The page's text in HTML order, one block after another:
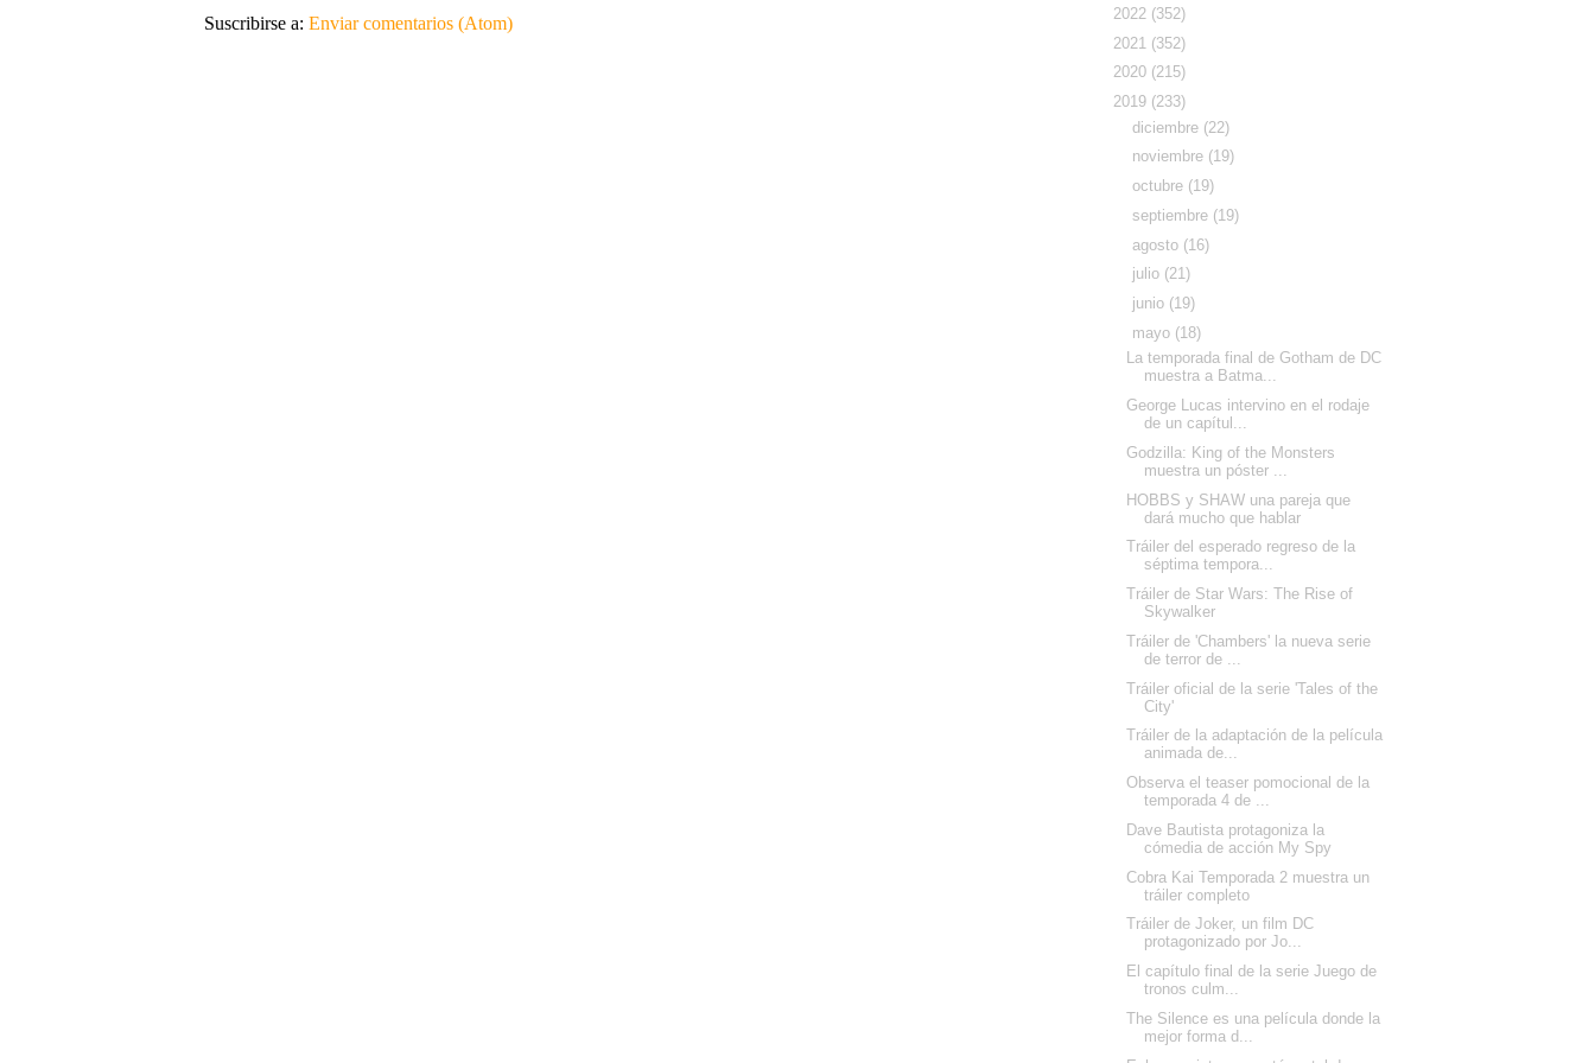
Suscribirse a: Enviar comentarios (Atom)
2022 (352)
2021 (352)
2020 (215)
2019 (233)
diciembre (22)
noviembre (19)
octubre (19)
septiembre (19)
agosto (16)
julio (21)
junio (19)
mayo (18)
La temporada final de Gotham de DC
muestra a Batma...
George Lucas intervino en el rodaje
de un capítul...
Godzilla: King of the Monsters
muestra un póster ...
HOBBS y SHAW una pareja que
dará mucho que hablar
Tráiler del esperado regreso de la
séptima tempora...
Tráiler de Star Wars: The Rise of
Skywalker
Tráiler de 'Chambers' la nueva serie
de terror de ...
Tráiler oficial de la serie 'Tales of the
City'
Tráiler de la adaptación de la película
animada de...
Observa el teaser pomocional de la
temporada 4 de ...
Dave Bautista protagoniza la
cómedia de acción My Spy
Cobra Kai Temporada 2 muestra un
tráiler completo
Tráiler de Joker, un film DC
protagonizado por Jo...
El capítulo final de la serie Juego de
tronos culm...
The Silence es una película donde la
mejor forma d...